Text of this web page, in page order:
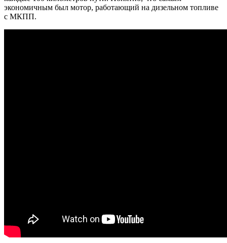
экономичным был мотор, работающий на дизельном топливе
с МКПП.